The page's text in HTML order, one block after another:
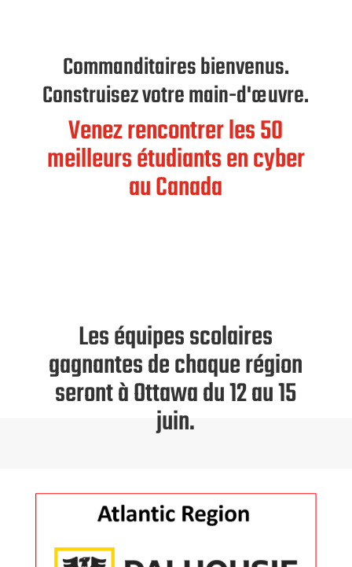
Commanditaires bienvenus.
Construisez votre main-d'œuvre.
Venez rencontrer les 50
meilleurs étudiants en cyber
au Canada
Les équipes scolaires
gagnantes de chaque région
seront à Ottawa du 12 au 15
juin.